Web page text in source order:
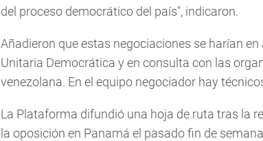
del proceso democrático del país", indicaron.
Añadieron que estas negociaciones se harían
Unitaria Democrática y en consulta con las
venezolana. En el equipo negociador hay
La Plataforma difundió una hoja de ruta tras la
la oposición en Panamá el pasado fin de